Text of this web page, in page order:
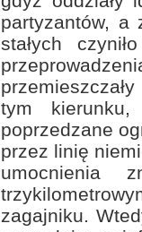
partyzantów, a
stałych
tym
poprzedzane
przez linię
umocnienia
zagajniku.